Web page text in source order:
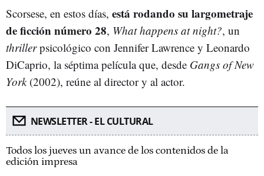
Scorsese, en estos días, está rodando su largometraje
de ficción número 28, What happens at night?, un
thrillerpsicológico con Jennifer Lawrence y Leonardo
DiCaprio, la séptima película que, desde Gangs of New
York(2002), reúne al director y al actor.
NEWSLETTER - EL CULTURAL
Todos los jueves un avance de los contenidos de la
edición impresa